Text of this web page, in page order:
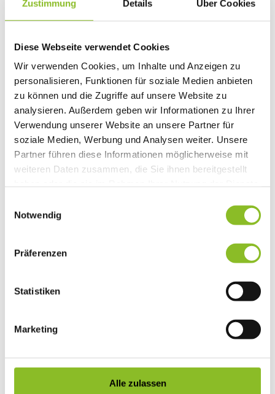
Zustimmung Details Über Cookies
Diese Webseite verwendet Cookies
Wir verwenden Cookies, um Inhalte und Anzeigen zu
personalisieren, Funktionen für soziale Medien anbieten
zu können und die Zugriffe auf unsere Website zu
analysieren. Außerdem geben wir Informationen zu Ihrer
Verwendung unserer Website an unsere Partner für
soziale Medien, Werbung und Analysen weiter. Unsere
Partner führen diese Informationen möglicherweise mit
weiteren Daten zusammen, die Sie ihnen bereitgestellt
Notwendig
Präferenzen
Statistiken
Marketing
Alle zulassen
Natura 2000: Frastanzer Ried
Photovoltaik-Anlagen
Kinderbetreuung
Kindergärten
Schulen
Anmeldungen
Bibliothek
Bücherschränke
Domino s’Hus am Kirchplatz
Freizeit
Kultur
Vorarlberger Museumswelt
Tabakausstellung
Bibliothek
Gastronomie
Wirtschaftsstandort Frastanz